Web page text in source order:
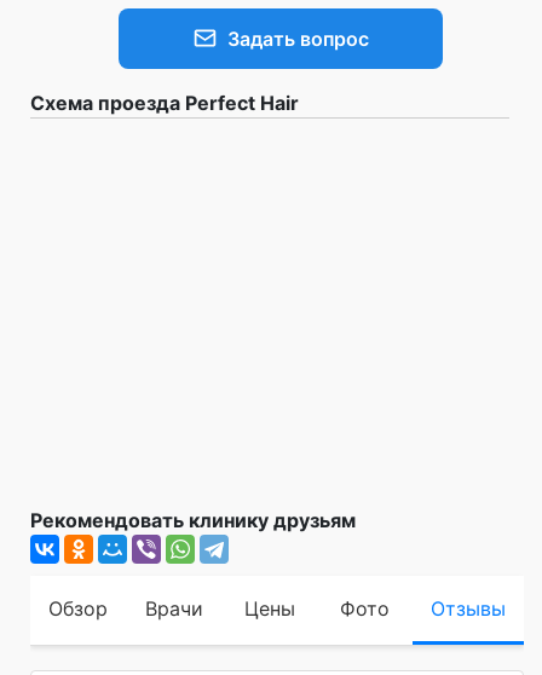
Задать вопрос
Схема проезда Perfect Hair
Рекомендовать клинику друзьям
Обзор Врачи Цены Фото Отзывы